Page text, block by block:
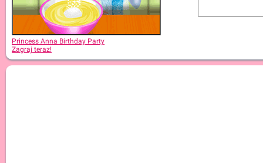
Princess Anna Birthday Party
Zagraj teraz!